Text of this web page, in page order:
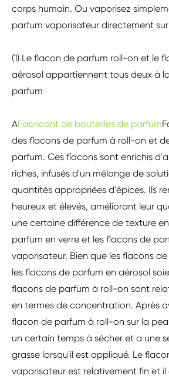
corps humain. Ou vaporisez
parfum vaporisateur directement
(1) Le flacon de parfum roll-on et le
aérosol appartiennent tous deux à
parfum
AFabricant de bouteilles de parfum
des flacons de parfum à roll-on et
parfum. Ces flacons sont enrichis
riches, infusés d'un mélange de
quantités appropriées d'épices. Ils
heureux et élevés, améliorant leur
une certaine différence de texture
parfum en verre et les flacons de
vaporisateur. Bien que les flacons
les flacons de parfum en aérosol
flacons de parfum à roll-on sont
en termes de concentration. Après
flacon de parfum à roll-on sur la
un certain temps à sécher et a une
grasse lorsqu'il est appliqué. Le
vaporisateur est relativement fin et il